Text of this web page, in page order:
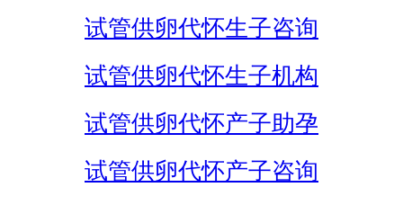
试管供卵代怀生子咨询
试管供卵代怀生子机构
试管供卵代怀产子助孕
试管供卵代怀产子咨询